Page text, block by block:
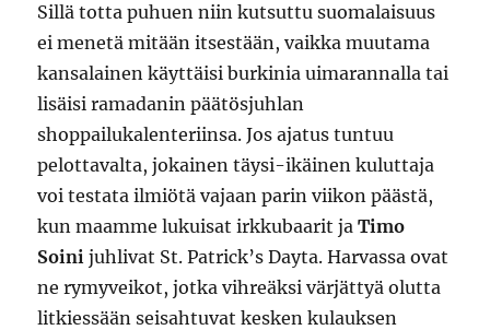
Sillä totta puhuen niin kutsuttu suomalaisuus
ei menetä mitään itsestään, vaikka muutama
kansalainen käyttäisi burkinia uimarannalla tai
lisäisi ramadanin päätösjuhlan
shoppailukalenteriinsa. Jos ajatus tuntuu
pelottavalta, jokainen täysi-ikäinen kuluttaja
voi testata ilmiötä vajaan parin viikon päästä,
kun maamme lukuisat irkkubaarit jaTimo
Soini juhlivat St. Patrick’s Dayta. Harvassa ovat
ne rymyveikot, jotka vihreäksi värjättyä olutta
litkiessään seisahtuvat kesken kulauksen